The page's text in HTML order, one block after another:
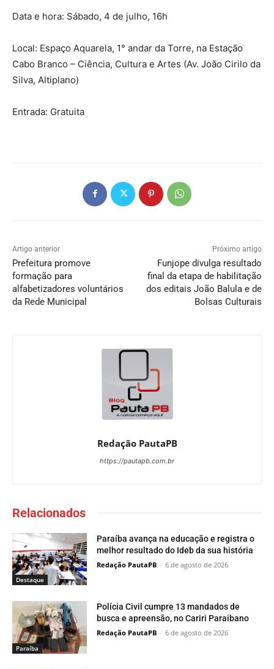
Data e hora: Sábado, 4 de julho, 16h
Local: Espaço Aquarela, 1° andar da Torre, na Estação
Cabo Branco – Ciência, Cultura e Artes (Av. João Cirilo da
Silva, Altiplano)
Entrada: Gratuita
Artigo anterior
Prefeitura promove
formação para
alfabetizadores voluntários
da Rede Municipal
Próximo artigo
Funjope divulga resultado
final da etapa de habilitação
dos editais João Balula e de
Bolsas Culturais
Redação PautaPB
https://pautapb.com.br
Relacionados
Destaque
Paraíba avança na educação e registra o
melhor resultado do Ideb da sua história
Redação PautaPB - 6 de agosto de 2026
Paraí­ba
Polícia Civil cumpre 13 mandados de
busca e apreensão, no Cariri Paraibano
Redação PautaPB - 6 de agosto de 2026